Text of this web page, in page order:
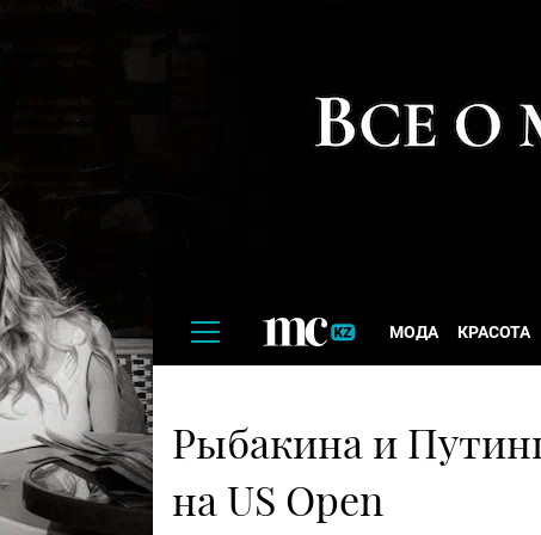
МОДА КРАСОТА
Рыбакина и
на US Open